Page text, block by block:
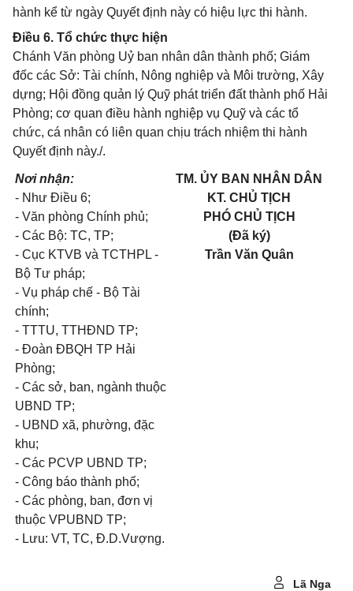
hành kể từ ngày Quyết định này có hiệu lực thi hành.
Điều 6. Tổ chức thực hiện
Chánh Văn phòng Uỷ ban nhân dân thành phố; Giám
đốc các Sở: Tài chính, Nông nghiệp và Môi trường, Xây
dựng; Hội đồng quản lý Quỹ phát triển đất thành phố Hải
Phòng; cơ quan điều hành nghiệp vụ Quỹ và các tổ
chức, cá nhân có liên quan chịu trách nhiệm thi hành
Quyết định này./.
Nơi nhận:
- Như Điều 6;
- Văn phòng Chính phủ;
- Các Bộ: TC, TP;
- Cục KTVB và TCTHPL -
Bộ Tư pháp;
- Vụ pháp chế - Bộ Tài
chính;
- TTTU, TTHĐND TP;
- Đoàn ĐBQH TP Hải
Phòng;
- Các sở, ban, ngành thuộc
UBND TP;
- UBND xã, phường, đặc
khu;
- Các PCVP UBND TP;
- Công báo thành phố;
- Các phòng, ban, đơn vị
thuộc VPUBND TP;
- Lưu: VT, TC, Đ.D.Vượng.
TM. ỦY BAN NHÂN DÂN
KT. CHỦ TỊCH
PHÓ CHỦ TỊCH
(Đã ký)
Trần Văn Quân
Lã Nga